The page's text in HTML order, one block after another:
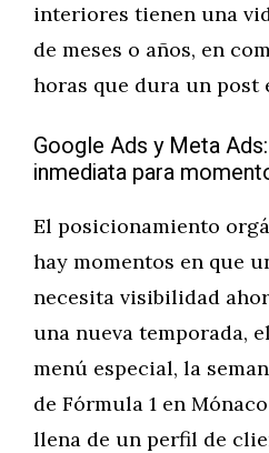
interiores tienen una
de meses o años, en
horas que dura un post
Google Ads y Meta
inmediata para
El posicionamiento
hay momentos en que
necesita visibilidad
una nueva temporada,
menú especial, la
de Fórmula 1 en
llena de un perfil de